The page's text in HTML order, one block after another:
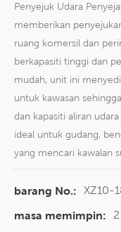
Penyejuk Udara
memberikan
ruang komersil dan
berkapasiti tinggi dan
mudah, unit ini
untuk kawasan
dan kapasiti aliran
ideal untuk gudang,
yang mencari kawalan
barang No.: XZ10-
masa memimpin: